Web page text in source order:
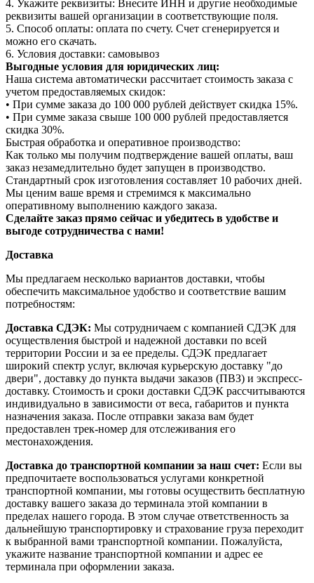
4. Укажите реквизиты: Внесите ИНН и другие необходимые
реквизиты вашей организации в соответствующие поля.
5. Способ оплаты: оплата по счету. Счет сгенерируется и
можно его скачать.
6. Условия доставки: самовывоз
Выгодные условия для юридических лиц:
Наша система автоматически рассчитает стоимость заказа с
учетом предоставляемых скидок:
• При сумме заказа до 100 000 рублей действует скидка 15%.
• При сумме заказа свыше 100 000 рублей предоставляется
скидка 30%.
Быстрая обработка и оперативное производство:
Как только мы получим подтверждение вашей оплаты, ваш
заказ незамедлительно будет запущен в производство.
Стандартный срок изготовления составляет 10 рабочих дней.
Мы ценим ваше время и стремимся к максимально
оперативному выполнению каждого заказа.
Сделайте заказ прямо сейчас и убедитесь в удобстве и
выгоде сотрудничества с нами!
Доставка
Мы предлагаем несколько вариантов доставки, чтобы
обеспечить максимальное удобство и соответствие вашим
потребностям:
Доставка СДЭК: Мы сотрудничаем с компанией СДЭК для
осуществления быстрой и надежной доставки по всей
территории России и за ее пределы. СДЭК предлагает
широкий спектр услуг, включая курьерскую доставку "до
двери", доставку до пункта выдачи заказов (ПВЗ) и экспресс-
доставку. Стоимость и сроки доставки СДЭК рассчитываются
индивидуально в зависимости от веса, габаритов и пункта
назначения заказа. После отправки заказа вам будет
предоставлен трек-номер для отслеживания его
местонахождения.
Доставка до транспортной компании за наш счет: Если вы
предпочитаете воспользоваться услугами конкретной
транспортной компании, мы готовы осуществить бесплатную
доставку вашего заказа до терминала этой компании в
пределах нашего города. В этом случае ответственность за
дальнейшую транспортировку и страхование груза переходит
к выбранной вами транспортной компании. Пожалуйста,
укажите название транспортной компании и адрес ее
терминала при оформлении заказа.